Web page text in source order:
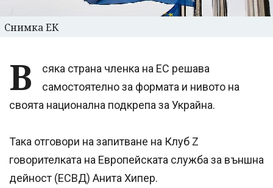
Снимка ЕК
В
сяка страна членка на ЕС решава
самостоятелно за формата и нивото на
своята национална подкрепа за Украйна.
Така отговори на запитване на Клуб Z
говорителката на Европейската служба за външна
дейност (ЕСВД) Анита Хипер.